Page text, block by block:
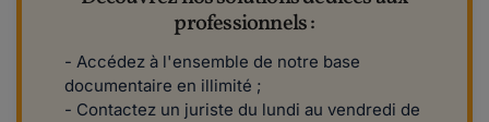
professionnels :
- Accédez à l'ensemble de notre base
documentaire en illimité ;
- Contactez un juriste du lundi au vendredi de